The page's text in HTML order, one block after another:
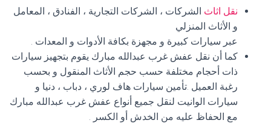
نقل اثاث الشركات ، الشركات التجارية ، الفنادق ، المعامل
و الأثاث المنزلي
عبر سيارات كبيرة و مجهزة بكافة الأدوات و المعدات .
كما أن نقل عفش غرب عبدالله مبارك يقوم بتجهيز سيارات
ذات أحجام مختلفة حسب حجم الأثاث المنقول و بحسب
رغبة العميل .تأمين سيارات هاف لوري ، دباب ، دنيا و
سيارات الوانيت لنقل جميع أنواع عفش غرب عبدالله مبارك
مع الحفاظ عليه من الخدش أو الكسر .